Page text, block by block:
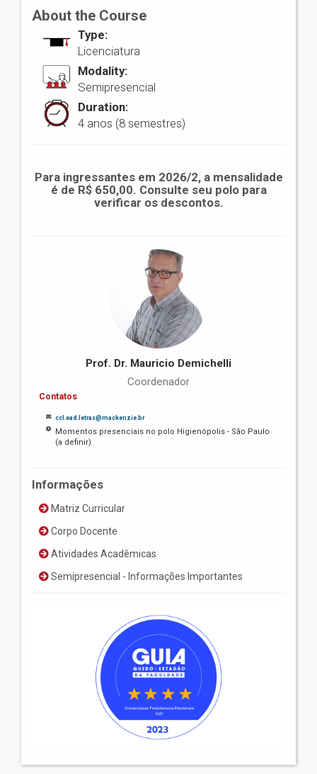
About the Course
Type:
Licenciatura
Modality:
Semipresencial
Duration:
4 anos (8 semestres)
Para ingressantes em 2026/2, a mensalidade
é de R$ 650,00. Consulte seu polo para
verificar os descontos.
Prof. Dr. Mauricio Demichelli
Coordenador
Contatos
ccl.ead.letras@mackenzie.br
Momentos presenciais no polo Higienópolis - São Paulo
(a definir)
Informações
Matriz Curricular
Corpo Docente
Atividades Acadêmicas
Semipresencial - Informações Importantes